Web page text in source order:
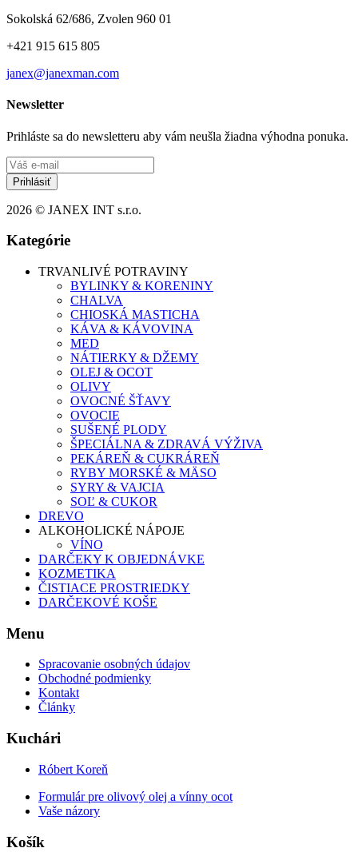
Sokolská 62/686, Zvolen 960 01
+421 915 615 805
janex@janexman.com
Newsletter
Prihláste sa do newsletteru aby vám neušla žiadna výhodna ponuka.
Prihlásiť
2026 © JANEX INT s.r.o.
Kategórie
TRVANLIVÉ POTRAVINY
BYLINKY & KORENINY
CHALVA
CHIOSKÁ MASTICHA
KÁVA & KÁVOVINA
MED
NÁTIERKY & DŽEMY
OLEJ & OCOT
OLIVY
OVOCNÉ ŠŤAVY
OVOCIE
SUŠENÉ PLODY
ŠPECIÁLNA & ZDRAVÁ VÝŽIVA
PEKÁREŇ & CUKRÁREŇ
RYBY MORSKÉ & MÄSO
SYRY & VAJCIA
SOĽ & CUKOR
DREVO
ALKOHOLICKÉ NÁPOJE
VÍNO
DARČEKY K OBJEDNÁVKE
KOZMETIKA
ČISTIACE PROSTRIEDKY
DARČEKOVÉ KOŠE
Menu
Spracovanie osobných údajov
Obchodné podmienky
Kontakt
Články
Kuchári
Róbert Koreň
Formulár pre olivový olej a vínny ocot
Vaše názory
Košík